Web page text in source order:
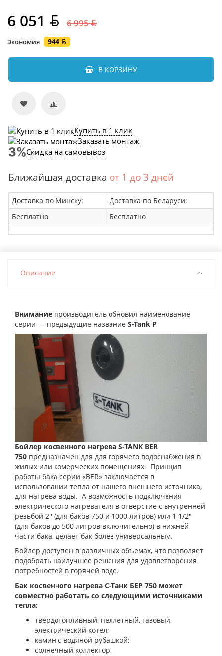
6 051 6 995
Экономия 944
В КОРЗИНУ
Купить в 1 клик
Заказать монтаж
Скидка на самовывоз
Ближайшая доставка от 1 до 3 дней
Доставка по Минску:
Доставка по Беларуси:
Бесплатно
Бесплатно
Описание
Внимание производитель обновил наименование
серии — предыдущие название S-Tank P
Бойлер косвенного нагрева S-TANK BER
750 предназначен для для горячего водоснабжения в
жилых или комерческих помещениях. Принцип
работы бака серии «BER» заключается в
использовании тепла от нашего внешнего источника,
для нагрева воды. А возможность подключения
электрического нагревателя в отверстие с внутренней
резьбой 2'' (для баков 750 и 1000 литров) или 1 1/2"
(для баков до 500 литров включительно) в нижней
части бака, делает бак более универсальным.
Бойлер доступен в различных объемах, что позволяет
подобрать наилучшее решения для удовлетворения
потребностей в горячей воде.
Бак косвенного нагрева С-Танк БЕР 750 может
совместно работать со следующими источниками
тепла:
твердотопливный, пеллетный, газовый,
электрический котел;
камин с водяной рубашкой;
солнечный коллектор.